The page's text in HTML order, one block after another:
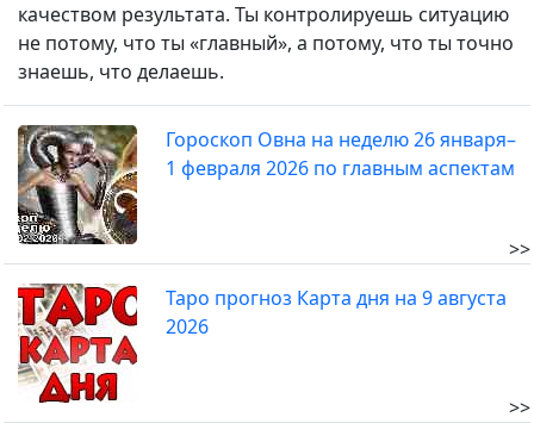
качеством результата. Ты контролируешь ситуацию
не потому, что ты «главный», а потому, что ты точно
знаешь, что делаешь.
Гороскоп Овна на неделю 26 января–
1 февраля 2026 по главным аспектам
>>
Таро прогноз Карта дня на 9 августа
2026
>>